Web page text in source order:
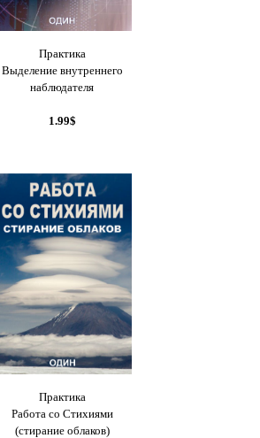
Практика
Выделение внутреннего
наблюдателя
1.99$
Практика
Работа со Стихиями
(стирание облаков)